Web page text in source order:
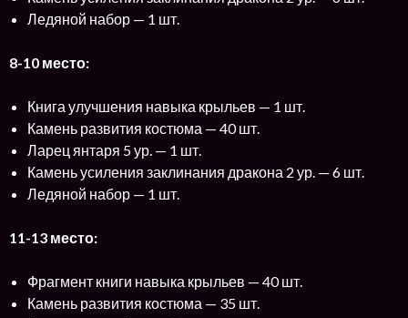
Ледяной набор — 1 шт.
8-10 место:
Книга улучшения навыка крыльев — 1 шт.
Камень развития костюма — 40 шт.
Ларец янтаря 5 ур. — 1 шт.
Камень усиления заклинания дракона 2 ур. — 6 шт.
Ледяной набор — 1 шт.
11-13 место:
Фрагмент книги навыка крыльев — 40 шт.
Камень развития костюма — 35 шт.